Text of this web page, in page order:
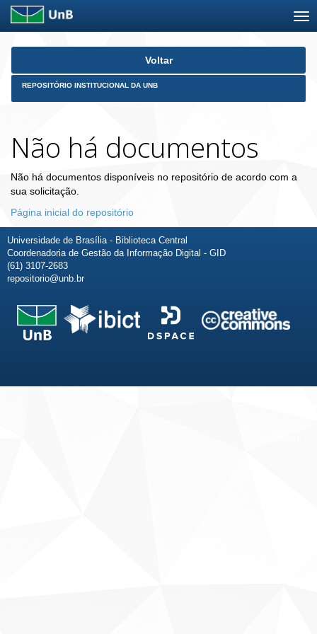
Skip
Voltar
REPOSITÓRIO INSTITUCIONAL DA UNB
Não há documentos
Não há documentos disponíveis no repositório de acordo com a
sua solicitação.
Página inicial do repositório
Universidade de Brasília - Biblioteca Central
Coordenadoria de Gestão da Informação Digital - GID
(61) 3107-2683
repositorio@unb.br